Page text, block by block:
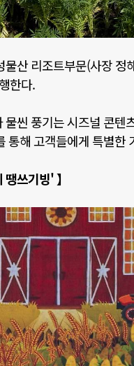
물산 리조트부문(사장 정
한다.
씬 풍기는 시즈널 콘텐
통해 고객들에게 특별한
땡쓰기빙'】